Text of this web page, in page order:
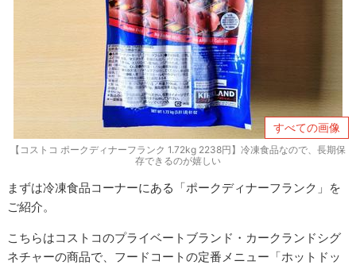
すべての画像
【コストコ ポークディナーフランク 1.72kg 2238円】冷凍食品なので、長期保
存できるのが嬉しい
まずは冷凍食品コーナーにある「ポークディナーフランク」を
ご紹介。
こちらはコストコのプライベートブランド・カークランドシグ
ネチャーの商品で、フードコートの定番メニュー「ホットドッ